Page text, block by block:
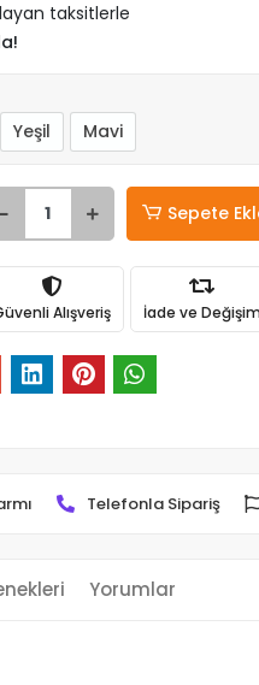
taksitlerle
Yeşil Mavi
Sepete
Alışveriş İade ve Değişim
Telefonla Sipariş
Yorumlar